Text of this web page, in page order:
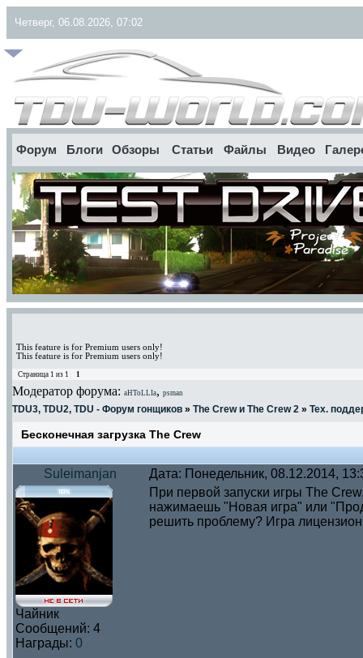
Четверг, 06.08.2026, 07:02
Форум Блоги Обзоры Статьи Файлы Видео
This feature is for Premium users only!
This feature is for Premium users only!
Страница 1 из 1 1
Модератор форума: aHToLLIa, psman
TDU3, TDU2, TDU - Форум гонщиков » The Crew и The Crew 2 » Тех.
Бесконечная загрузка The Crew
Suleimanjan Дата: Понедельник, 08.12.2014,
Чайник
Сообщений: 4
Награды: 0
При первой запуски игры The Crew,
нажимаешь "Новая игра" или
решить проблему? Игра